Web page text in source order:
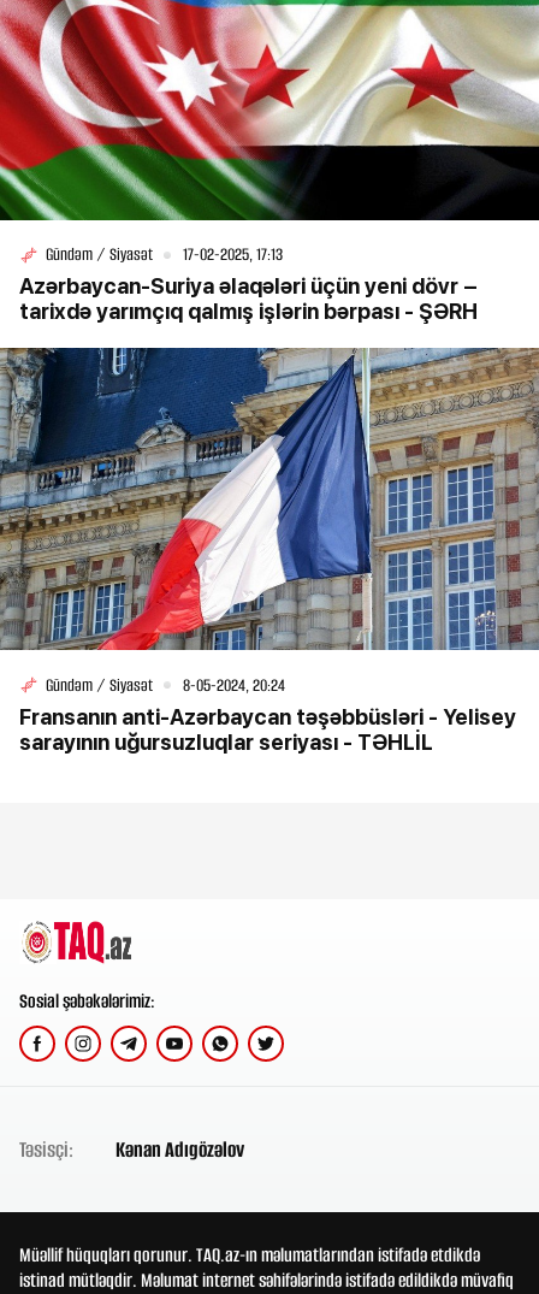
Gündəm / Siyasət 17-02-2025, 17:13
Azərbaycan-Suriya əlaqələri üçün yeni dövr –
tarixdə yarımçıq qalmış işlərin bərpası - ŞƏRH
Gündəm / Siyasət 8-05-2024, 20:24
Fransanın anti-Azərbaycan təşəbbüsləri - Yelisey
sarayının uğursuzluqlar seriyası - TƏHLİL
Sosial şəbəkələrimiz:
Təsisçi: Kənan Adıgözəlov
Müəllif hüquqları qorunur. TAQ.az-ın məlumatlarından istifadə etdikdə
istinad mütləqdir. Məlumat internet səhifələrində istifadə edildikdə müvafiq